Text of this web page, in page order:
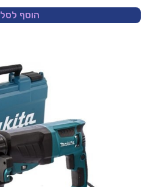
הוסף לסל